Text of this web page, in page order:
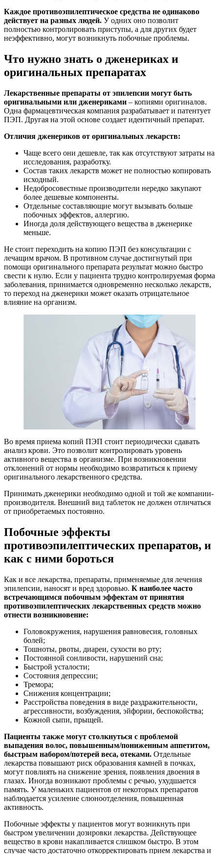
Каждое противоэпилептическое средства не одинаково
действует на разных людей. У одних оно позволит
полностью контролировать приступы, а для других будет
неэффективно, могут возникнуть побочные проблемы.
Что нужно знать о дженериках и
оригинальных препаратах
Лекарственные препараты от эпилепсии могут быть
оригинальными или дженериками – копиями оригиналов.
Одна фармацевтическая компания разрабатывает и патентует
ПЭП. Другая на этой основе создает идентичный препарат.
Отличия дженериков от оригинальных лекарств:
Чаще всего они дешевле, так как отсутствуют затраты на
исследования, разработку.
Состав таких лекарств может не полностью копировать
исходный.
Недобросовестные производители нередко закупают
более дешевые компоненты.
Отдельные составляющие могут вызывать больше
побочных эффектов, аллергию.
Иногда доля действующего вещества в дженерике
меньше.
Не стоит переходить на копию ПЭП без консультации с
лечащим врачом. В противном случае достигнутый при
помощи оригинального препарата результат можно быстро
свести к нулю. Если у пациента трудно контролируемая форма
заболевания, принимается одновременно несколько лекарств,
то переход на дженерики может оказать отрицательное
влияние на организм.
Во время приема копий ПЭП стоит периодически сдавать
анализ крови. Это позволит контролировать уровень
активного вещества в организме. При возникновении
отклонений от нормы необходимо возвратиться к приему
оригинального лекарственного средства.
Принимать дженерики необходимо одной и той же компании-
производителя. Внешний вид таблеток не должен отличаться
от приобретаемых постоянно.
Побочные эффекты
противоэпилептических препаратов, и
как с ними бороться
Как и все лекарства, препараты, применяемые для лечения
эпилепсии, наносят и вред здоровью. К наиболее часто
встречающимся побочным эффектам от принятия
противоэпилептических лекарственных средств можно
отнести возникновение:
Головокружения, нарушения равновесия, головных
болей;
Тошноты, рвоты, диареи, сухости во рту;
Постоянной сонливости, нарушений сна;
Быстрой усталости;
Состояния депрессии;
Тремора;
Снижения концентрации;
Расстройства поведения в виде раздражительности,
агрессивности, возбуждения, эйфории, беспокойства;
Кожной сыпи, прыщей.
Пациенты также могут столкнуться с проблемой
выпадения волос, повышенным/пониженным аппетитом,
быстрым набором/потерей веса, отеками. Отдельные
лекарства повышают риск образования камней в почках,
могут повлиять на снижение зрения, появления двоения в
глазах. Иногда возникают проблемы с речью, ухудшается
память. У маленьких пациентов от некоторых препаратов
наблюдается усиление слюноотделения, повышенная
активность.
Побочные эффекты у пациентов могут возникнуть при
быстром увеличении дозировки лекарства. Действующее
вещество в крови накапливается слишком быстро. В этом
случае часто достаточно откорректировать прием лекарства и